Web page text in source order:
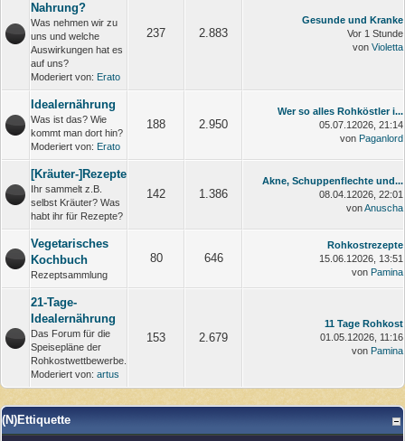
Nahrung?
Was nehmen wir zu
uns und welche
Auswirkungen hat es
auf uns?
Moderiert von: Erato
237 2.883
Gesunde und Kranke
Vor 1 Stunde
von Violetta
Idealernährung
Was ist das? Wie
kommt man dort hin?
Moderiert von: Erato
188 2.950
Wer so alles Rohköstler i...
05.07.12026, 21:14
von Paganlord
[Kräuter-]Rezepte
Ihr sammelt z.B.
selbst Kräuter? Was
habt ihr für Rezepte?
142 1.386
Akne, Schuppenflechte und...
08.04.12026, 22:01
vonAnuscha
Vegetarisches
Kochbuch
Rezeptsammlung
80 646
Rohkostrezepte
15.06.12026, 13:51
von Pamina
21-Tage-
Idealernährung
Das Forum für die
Speisepläne der
Rohkostwettbewerbe.
Moderiert von: artus
153 2.679
11 Tage Rohkost
01.05.12026, 11:16
von Pamina
(N)Ettiquette